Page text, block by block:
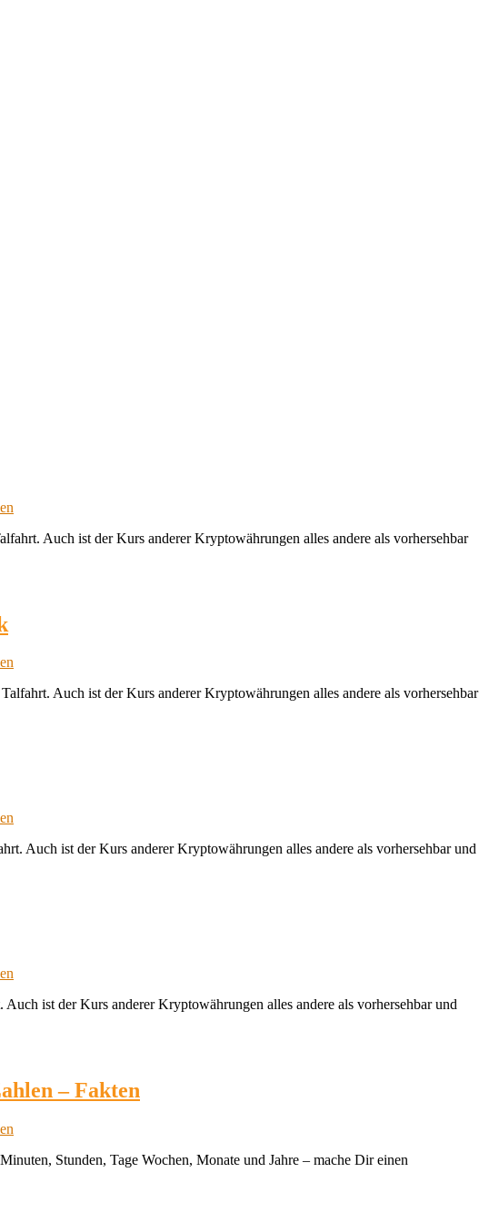
Auch ist der Kurs anderer Kryptowährungen alles andere als vorhersehbar
Auch ist der Kurs anderer Kryptowährungen alles andere als vorhersehbar
Auch ist der Kurs anderer Kryptowährungen alles andere als vorhersehbar und
ist der Kurs anderer Kryptowährungen alles andere als vorhersehbar und
– Fakten
Stunden, Tage Wochen, Monate und Jahre – mache Dir einen